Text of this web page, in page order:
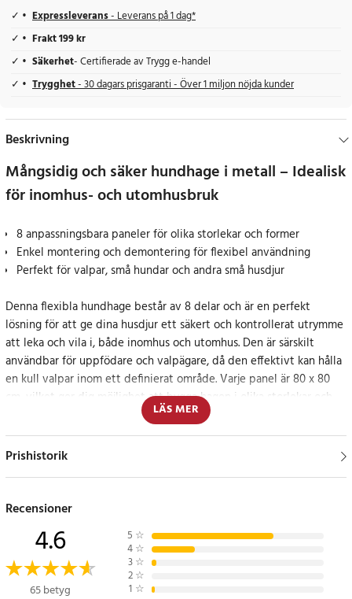
Expressleverans- Leverans på 1 dag*
Frakt 199 kr
Säkerhet- Certifierade av Trygg e-handel
Trygghet- 30 dagars prisgaranti - Över 1 miljon nöjda kunder
Beskrivning
Mångsidig och säker hundhage i metall – Idealisk
för inomhus- och utomhusbruk
8 anpassningsbara paneler för olika storlekar och former
Enkel montering och demontering för flexibel användning
Perfekt för valpar, små hundar och andra små husdjur
Denna flexibla hundhage består av 8 delar och är en perfekt
lösning för att ge dina husdjur ett säkert och kontrollerat utrymme
att leka och vila i, både inomhus och utomhus. Den är särskilt
användbar för uppfödare och valpägare, då den effektivt kan hålla
en kull valpar inom ett definierat område. Varje panel är 80 x 80
cm, vilket ger dig möjlighet att bygga hagen i olika storlekar och
former, allt från en långsträckt inhägnad till två separata hagar.
Detta gör hagen extremt anpassningsbar efter dina behov och
utrymmet i ditt hem eller trädgård. Den upphöjda burdörren är en
Denna hundhage är inte bara begränsad till hundar; den är också
utmärkt för att hysa andra små husdjur som kaniner, kattungar eller
LÄS MER
Prishistorik
Recensioner
4.6
65 betyg
5 ☆
4 ☆
3 ☆
2 ☆
1 ☆